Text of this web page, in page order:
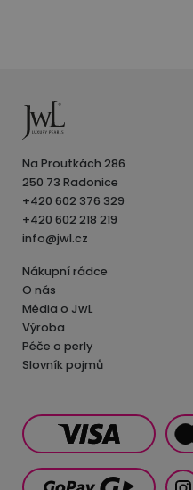
Na Proutkách 286
250 73 Radonice
+420 602 376 329
+420 602 218 219
info@jwl.cz
Nákupní rádce
O nás
Média o JwL
Výroba
Péče o perly
Slovník pojmů